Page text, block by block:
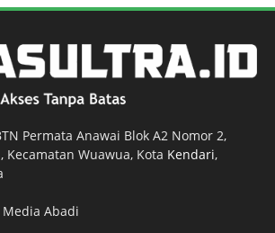
Permata Anawai Blok A2 Nomor 2,
Kecamatan Wuawua, Kota Kendari,
Abadi